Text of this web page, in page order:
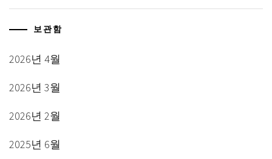
보관함
2026년 4월
2026년 3월
2026년 2월
2025년 6월